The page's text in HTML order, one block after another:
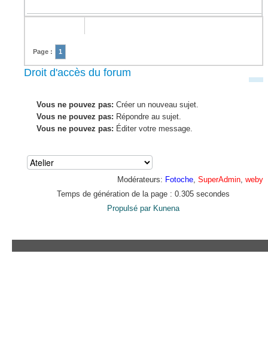
Page : 1
Droit d'accès du forum
Vous ne pouvez pas: Créer un nouveau sujet.
Vous ne pouvez pas: Répondre au sujet.
Vous ne pouvez pas: Éditer votre message.
Modérateurs: Fotoche, SuperAdmin, weby
Temps de génération de la page : 0.305 secondes
Propulsé par Kunena